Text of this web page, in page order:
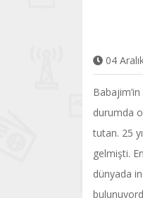
04
durumda
tutan. 25
gelmişti.
dünyada